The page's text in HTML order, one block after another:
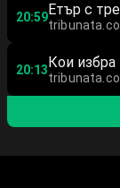
20:59Етър с
20:13Кои